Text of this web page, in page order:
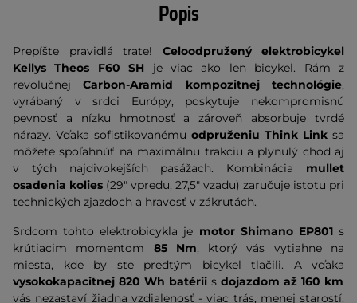
Popis
Prepíšte pravidlá trate! Celoodpružený elektrobicykel
Kellys Theos F60 SH je viac ako len bicykel. Rám z
revolučnejCarbon-Aramid kompozitnej technológie,
vyrábaný v srdci Európy, poskytuje nekompromisnú
pevnosť a nízku hmotnosť a zároveň absorbuje tvrdé
nárazy. Vďaka sofistikovanému odpruženiu Think Link sa
môžete spoľahnúť na maximálnu trakciu a plynulý chod aj
v tých najdivokejších pasážach. Kombinácia mullet
osadenia kolies (29" vpredu, 27,5" vzadu) zaručuje istotu pri
technických zjazdoch a hravosť v zákrutách.
Srdcom tohto elektrobicykla je motor Shimano EP801s
krútiacim momentom 85 Nm, ktorý vás vytiahne na
miesta, kde by ste predtým bicykel tlačili. A vďaka
vysokokapacitnej 820 Wh batérii s dojazdom až 160 km
vás nezastaví žiadna vzdialenosť - viac trás, menej starostí.